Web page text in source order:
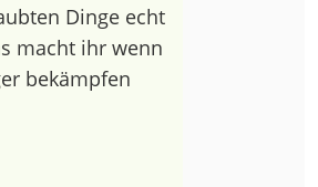
Dinge echt
macht ihr wenn
bekämpfen